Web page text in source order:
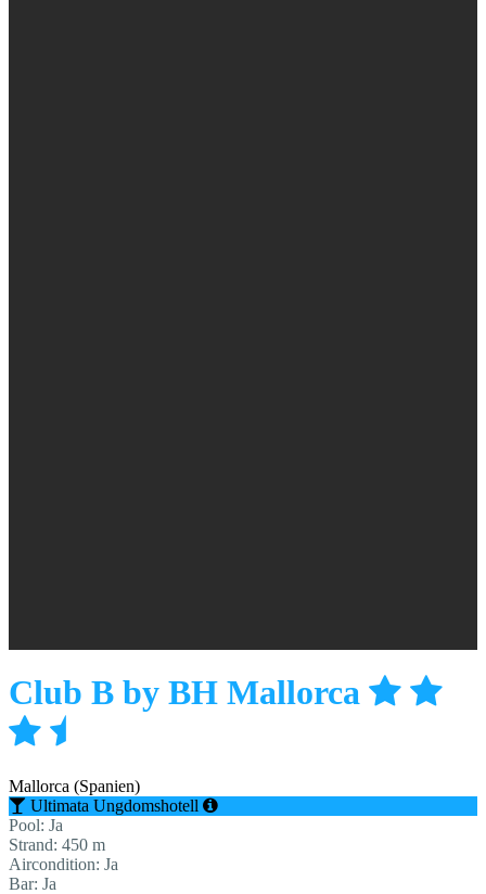
Club B by BH Mallorca
Mallorca (Spanien)
Ultimata Ungdomshotell
Pool: Ja
Strand: 450 m
Aircondition: Ja
Bar: Ja